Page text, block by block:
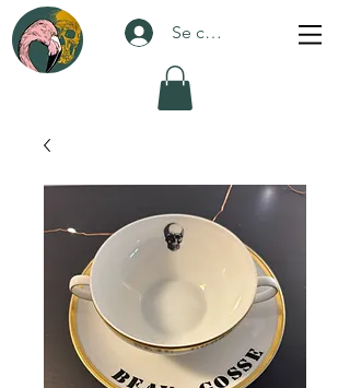
Se connecter